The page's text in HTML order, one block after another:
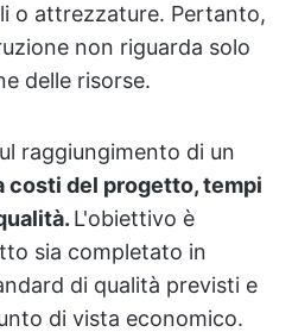
o attrezzature. Pertanto,
non riguarda solo
delle risorse.
raggiungimento di un
del progetto, tempi
L'obiettivo è
sia completato in
di qualità previsti e
di vista economico.